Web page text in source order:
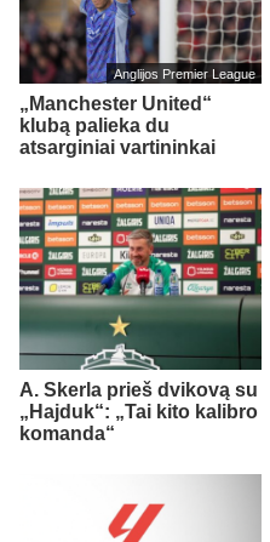
Anglijos Premier League
„Manchester United“
klubą palieka du
atsarginiai vartininkai
A. Skerla prieš dvikovą su
„Hajduk“: „Tai kito kalibro
komanda“